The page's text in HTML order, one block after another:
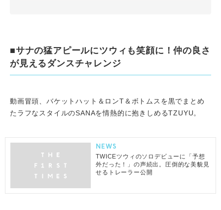
■サナの猛アピールにツウィも笑顔に！仲の良さ
が見えるダンスチャレンジ
動画冒頭、バケットハット＆ロンT＆ボトムスを黒でまとめ
たラフなスタイルのSANAを情熱的に抱きしめるTZUYU。
NEWS
TWICEツウィのソロデビューに「予想
外だった！」の声続出。圧倒的な美貌見
せるトレーラー公開